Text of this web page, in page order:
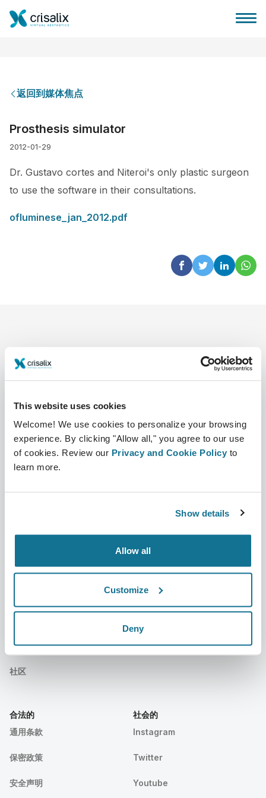
This website uses cookies
Welcome! We use cookies to personalize your browsing
experience. By clicking "Allow all," you agree to our use
of cookies. Review our Privacy and Cookie Policy to
learn more.
Show details
Allow all
Customize
Deny
套餐
客户评价
返回到媒体焦点
Prosthesis simulator
2012-01-29
Dr. Gustavo cortes and Niteroi's only plastic surgeon
to use the software in their consultations.
ofluminese_jan_2012.pdf
职业
事件
外科医生之家
3D业务经理
Customer Stories
病人们
寻找Crisalix外科医生
社区
帮助中心
合法的
通用条款
保密政策
安全声明
社会的
Instagram
Twitter
Youtube